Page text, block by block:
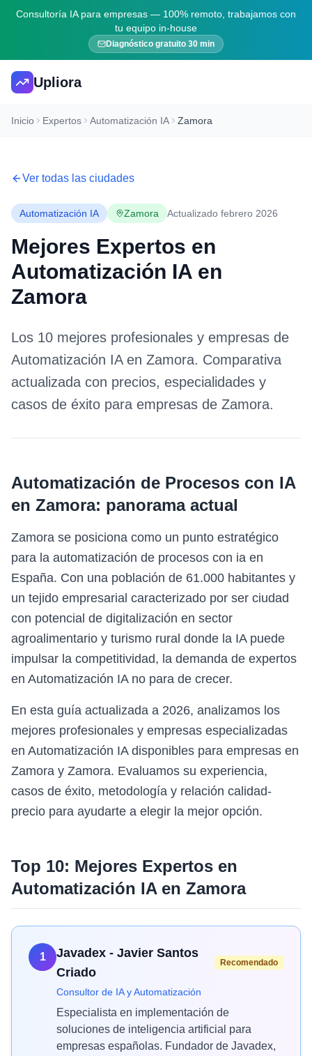
Consultoría IA para empresas — 100% remoto, trabajamos con
tu equipo in-house
Diagnóstico gratuito 30 min
Upliora
Inicio Expertos Automatización IA Zamora
Ver todas las ciudades
Automatización IA Zamora Actualizado febrero 2026
Mejores Expertos en
Automatización IA en
Zamora
Los 10 mejores profesionales y empresas de
Automatización IAen Zamora. Comparativa
actualizada con precios, especialidades y
casos de éxito para empresas de Zamora.
Automatización de Procesos con IA
en Zamora: panorama actual
Zamora se posiciona como un punto estratégico
para la automatización de procesos con ia en
España. Con una población de 61.000 habitantes y
un tejido empresarial caracterizado por ser ciudad
con potencial de digitalización en sector
agroalimentario y turismo rural donde la IA puede
impulsar la competitividad, la demanda de expertos
en Automatización IA no para de crecer.
En esta guía actualizada a 2026, analizamos los
mejores profesionales y empresas especializadas
en Automatización IA disponibles para empresas en
Zamora y Zamora. Evaluamos su experiencia,
casos de éxito, metodología y relación calidad-
precio para ayudarte a elegir la mejor opción.
Top 10: Mejores Expertos en
Automatización IAen Zamora
1
Javadex - Javier Santos
Criado
Recomendado
Consultor de IA y Automatización
Especialista en implementación de
soluciones de inteligencia artificial para
empresas españolas. Fundador de Javadex,